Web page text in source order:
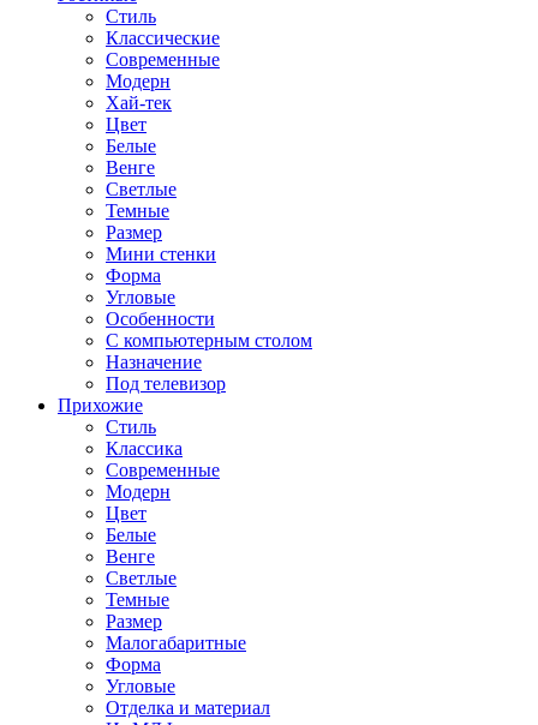
Стиль
Классические
Современные
Модерн
Хай-тек
Цвет
Белые
Венге
Светлые
Темные
Размер
Мини стенки
Форма
Угловые
Особенности
С компьютерным столом
Назначение
Под телевизор
Прихожие
Стиль
Классика
Современные
Модерн
Цвет
Белые
Венге
Светлые
Темные
Размер
Малогабаритные
Форма
Угловые
Отделка и материал